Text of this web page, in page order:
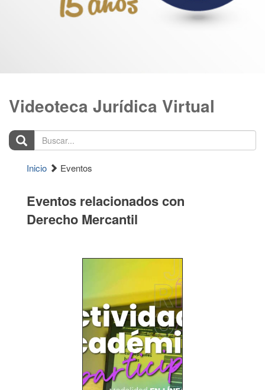
Videoteca Jurídica Virtual
Buscar...
Inicio Eventos
Eventos relacionados con
Derecho Mercantil